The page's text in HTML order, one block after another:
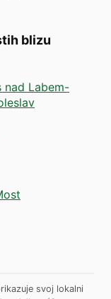
blizu
nad Labem-
svoj lokalni